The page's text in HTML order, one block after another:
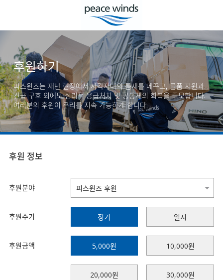
후원하기
피스윈즈는 재난 현장에서 사각지대의 틈새를 메꾸고, 물품 지원과
긴급 구호 외에도 심리적 응급처치 및 공동체의 회복을 도모합니다.
여러분의 후원이 우리를 지속 가능하게 합니다.
후원 정보
후원분야
후원주기 정기 일시
후원금액 5,000원 10,000원
20,000원 30,000원